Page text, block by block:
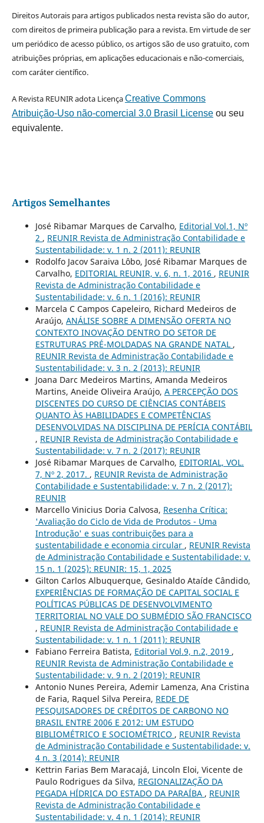
Direitos Autorais para artigos publicados nesta revista são do autor,
com direitos de primeira publicação para a revista. Em virtude de ser
um periódico de acesso público, os artigos são de uso gratuito, com
atribuições próprias, em aplicações educacionais e não-comerciais,
com caráter científico.
A Revista REUNIR adota LicençaCreative Commons
Atribuição-Uso não-comercial 3.0 Brasil Licenseou seu
equivalente.
Artigos Semelhantes
José Ribamar Marques de Carvalho, Editorial Vol.1, Nº
2 , REUNIR Revista de Administração Contabilidade e
Sustentabilidade: v. 1 n. 2 (2011): REUNIR
Rodolfo Jacov Saraiva Lôbo, José Ribamar Marques de
Carvalho, EDITORIAL REUNIR, v. 6, n. 1, 2016 , REUNIR
Revista de Administração Contabilidade e
Sustentabilidade: v. 6 n. 1 (2016): REUNIR
Marcela C Campos Capeleiro, Richard Medeiros de
Araújo, ANÁLISE SOBRE A DIMENSÃO OFERTA NO
CONTEXTO INOVAÇÃO DENTRO DO SETOR DE
ESTRUTURAS PRÉ-MOLDADAS NA GRANDE NATAL ,
REUNIR Revista de Administração Contabilidade e
Sustentabilidade: v. 3 n. 2 (2013): REUNIR
Joana Darc Medeiros Martins, Amanda Medeiros
Martins, Aneide Oliveira Araújo, A PERCEPÇÃO DOS
DISCENTES DO CURSO DE CIÊNCIAS CONTÁBEIS
QUANTO ÀS HABILIDADES E COMPETÊNCIAS
DESENVOLVIDAS NA DISCIPLINA DE PERÍCIA CONTÁBIL
, REUNIR Revista de Administração Contabilidade e
Sustentabilidade: v. 7 n. 2 (2017): REUNIR
José Ribamar Marques de Carvalho, EDITORIAL, VOL.
7, Nº 2, 2017. , REUNIR Revista de Administração
Contabilidade e Sustentabilidade: v. 7 n. 2 (2017):
REUNIR
Marcello Vinicius Doria Calvosa, Resenha Crítica:
'Avaliação do Ciclo de Vida de Produtos - Uma
Introdução' e suas contribuições para a
sustentabilidade e economia circular , REUNIR Revista
de Administração Contabilidade e Sustentabilidade: v.
15 n. 1 (2025): REUNIR: 15, 1, 2025
Gilton Carlos Albuquerque, Gesinaldo Ataíde Cândido,
EXPERIÊNCIAS DE FORMAÇÃO DE CAPITAL SOCIAL E
POLÍTICAS PÚBLICAS DE DESENVOLVIMENTO
TERRITORIAL NO VALE DO SUBMÉDIO SÃO FRANCISCO
, REUNIR Revista de Administração Contabilidade e
Sustentabilidade: v. 1 n. 1 (2011): REUNIR
Fabiano Ferreira Batista, Editorial Vol.9, n.2, 2019 ,
REUNIR Revista de Administração Contabilidade e
Sustentabilidade: v. 9 n. 2 (2019): REUNIR
Antonio Nunes Pereira, Ademir Lamenza, Ana Cristina
de Faria, Raquel Silva Pereira, REDE DE
PESQUISADORES DE CRÉDITOS DE CARBONO NO
BRASIL ENTRE 2006 E 2012: UM ESTUDO
BIBLIOMÉTRICO E SOCIOMÉTRICO , REUNIR Revista
de Administração Contabilidade e Sustentabilidade: v.
4 n. 3 (2014): REUNIR
Kettrin Farias Bem Maracajá, Lincoln Eloi, Vicente de
Paulo Rodrigues da Silva, REGIONALIZAÇÃO DA
PEGADA HÍDRICA DO ESTADO DA PARAÍBA , REUNIR
Revista de Administração Contabilidade e
Sustentabilidade: v. 4 n. 1 (2014): REUNIR